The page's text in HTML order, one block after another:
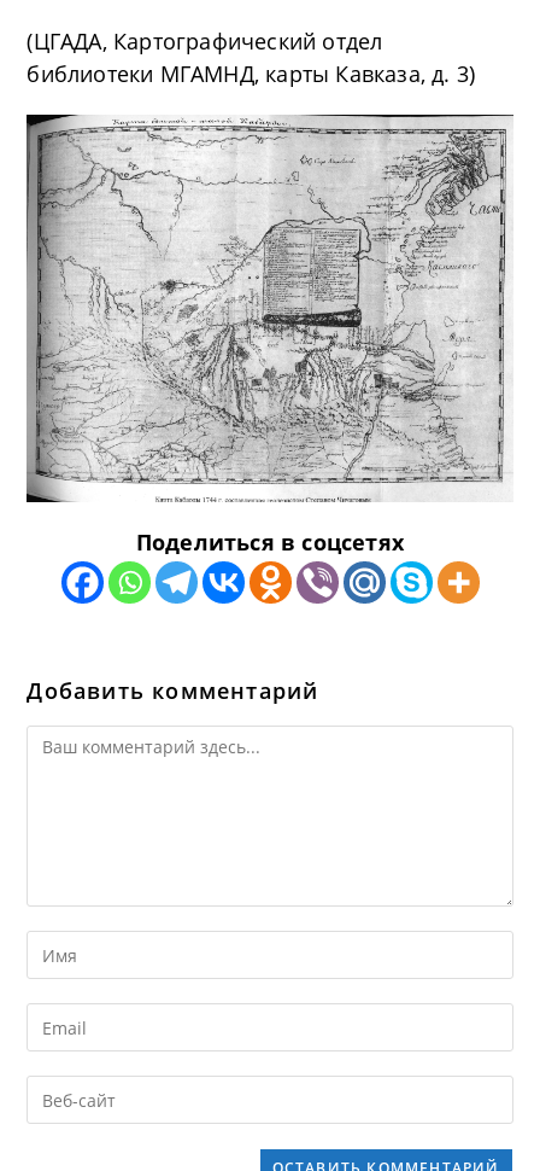
(ЦГАДА, Картографический отдел
библиотеки МГАМНД, карты Кавказа, д. 3)
Поделиться в соцсетях
Добавить комментарий